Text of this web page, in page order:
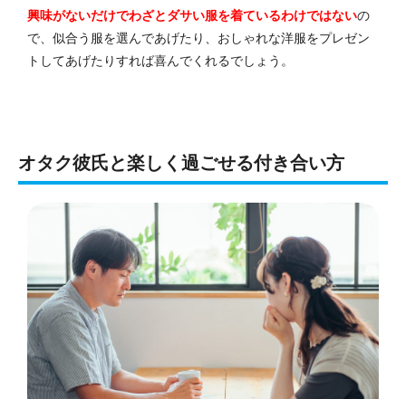
興味がないだけでわざとダサい服を着ているわけではないの
で、似合う服を選んであげたり、おしゃれな洋服をプレゼン
トしてあげたりすれば喜んでくれるでしょう。
オタク彼氏と楽しく過ごせる付き合い方